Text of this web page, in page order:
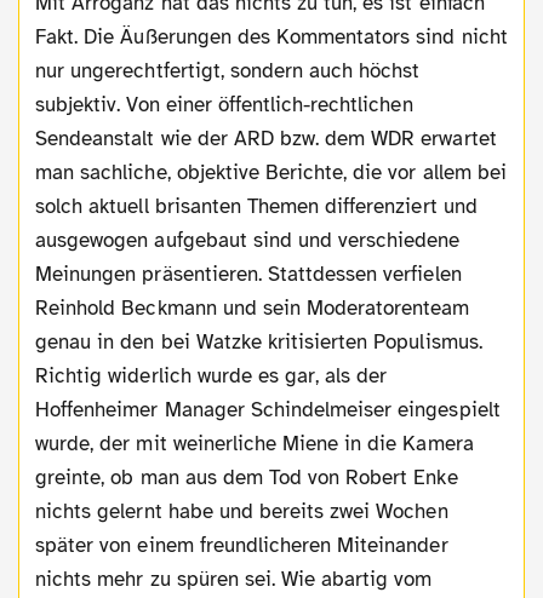
Fakt. Die Äußerungen des Kommentators sind nicht
nur ungerechtfertigt, sondern auch höchst
subjektiv. Von einer öffentlich-rechtlichen
Sendeanstalt wie der ARD bzw. dem WDR erwartet
man sachliche, objektive Berichte, die vor allem bei
solch aktuell brisanten Themen differenziert und
ausgewogen aufgebaut sind und verschiedene
Meinungen präsentieren. Stattdessen verfielen
Reinhold Beckmann und sein Moderatorenteam
genau in den bei Watzke kritisierten Populismus.
Richtig widerlich wurde es gar, als der
Hoffenheimer Manager Schindelmeiser eingespielt
wurde, der mit weinerliche Miene in die Kamera
greinte, ob man aus dem Tod von Robert Enke
nichts gelernt habe und bereits zwei Wochen
später von einem freundlicheren Miteinander
nichts mehr zu spüren sei. Wie abartig vom